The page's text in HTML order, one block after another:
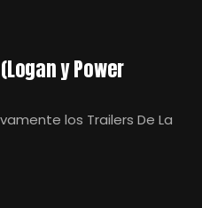
y Power
los Trailers De La